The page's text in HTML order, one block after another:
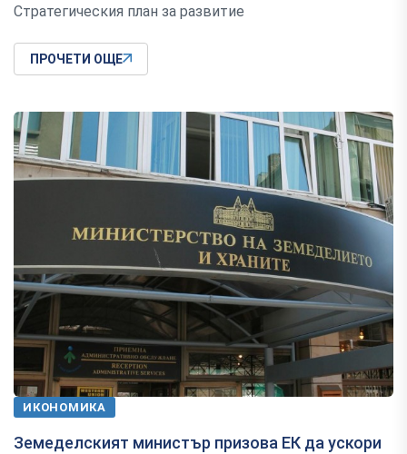
Стратегическия план за развитие
ПРОЧЕТИ ОЩЕ
ИКОНОМИКА
Земеделският министър призова ЕК да ускори